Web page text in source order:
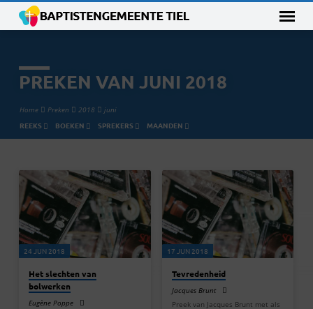
PREKEN VAN JUNI 2018
Home Preken 2018 juni
REEKS BOEKEN SPREKERS MAANDEN
PREKEN
VAN
JUNI
2018
24 JUN 2018
Het slechten van
bolwerken
Eugène Poppe
17 JUN 2018
Tevredenheid
Jacques Brunt
Preek van Jacques Brunt met als